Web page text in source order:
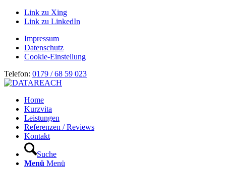
Link zu Xing
Link zu LinkedIn
Impressum
Datenschutz
Cookie-Einstellung
Telefon: 0179 / 68 59 023
Home
Kurzvita
Leistungen
Referenzen / Reviews
Kontakt
Suche
Menü Menü